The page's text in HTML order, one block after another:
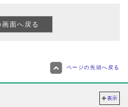
ページの先頭へ戻る
表示